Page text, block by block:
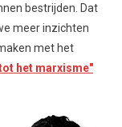
bestrijden. Dat
meer inzichten
met het
het marxisme"